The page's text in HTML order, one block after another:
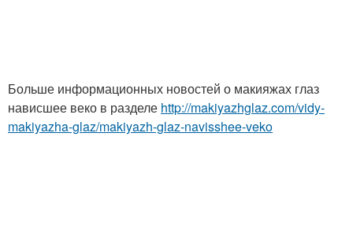
Больше информационных новостей о макияжах глаз
нависшее веко в разделе http://makiyazhglaz.com/vidy-
makiyazha-glaz/makiyazh-glaz-navisshee-veko